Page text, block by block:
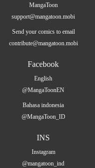
MangaToon
support@mangatoon.mobi
Send your comics to email
contribute@mangatoon.mobi
Facebook
English
@MangaToonEN
Bahasa indonesia
@MangaToon_ID
INS
Instagram
@mangatoon_ind